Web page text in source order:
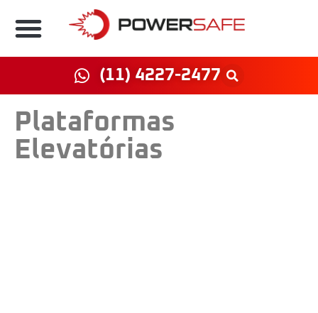
(11) 4227-2477
Plataformas
Elevatórias